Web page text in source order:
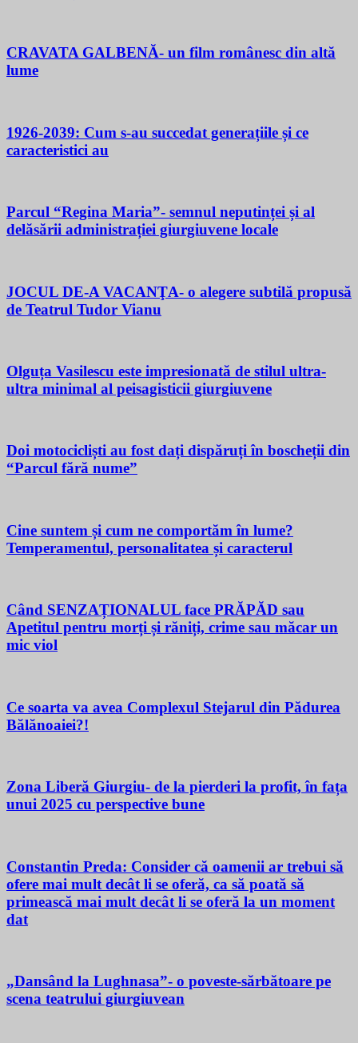
CRAVATA GALBENĂ- un film românesc din altă
lume
1926-2039: Cum s-au succedat generațiile și ce
caracteristici au
Parcul “Regina Maria”- semnul neputinței și al
delăsării administrației giurgiuvene locale
JOCUL DE-A VACANŢA- o alegere subtilă propusă
de Teatrul Tudor Vianu
Olguța Vasilescu este impresionată de stilul ultra-
ultra minimal al peisagisticii giurgiuvene
Doi motocicliști au fost dați dispăruți în boscheții din
“Parcul fără nume”
Cine suntem și cum ne comportăm în lume?
Temperamentul, personalitatea și caracterul
Când SENZAȚIONALUL face PRĂPĂD sau
Apetitul pentru morți și răniți, crime sau măcar un
mic viol
Ce soarta va avea Complexul Stejarul din Pădurea
Bălănoaiei?!
Zona Liberă Giurgiu- de la pierderi la profit, în fața
unui 2025 cu perspective bune
Constantin Preda: Consider că oamenii ar trebui să
ofere mai mult decât li se oferă, ca să poată să
primească mai mult decât li se oferă la un moment
dat
„Dansând la Lughnasa”- o poveste-sărbătoare pe
scena teatrului giurgiuvean